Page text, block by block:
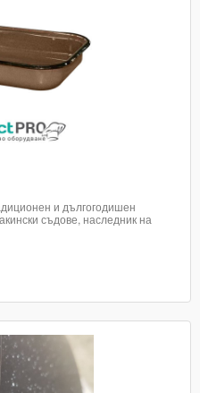
и дългогодишен
съдове, наследник на